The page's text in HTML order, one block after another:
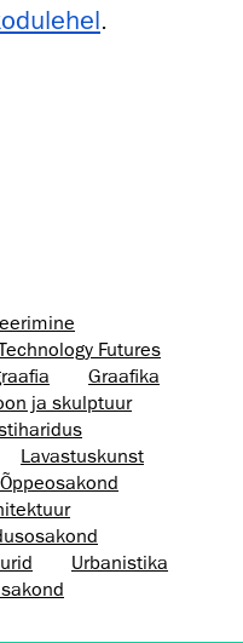
.
Futures
Graafika
ja skulptuur
Lavastuskunst
Õppeosakond
Urbanistika